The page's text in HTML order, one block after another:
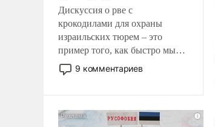
Дискуссия о рве с
крокодилами для охраны
израильских тюрем – это
пример того, как быстро мы
двигаемся по пути
революционных изменений.
псевдонаучной фантастики,
9 комментариев